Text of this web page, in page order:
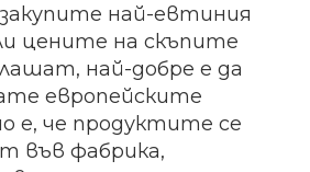
най-евтиния
цените на скъпите
най-добре е да
европейските
е, че продуктите се
във фабрика,